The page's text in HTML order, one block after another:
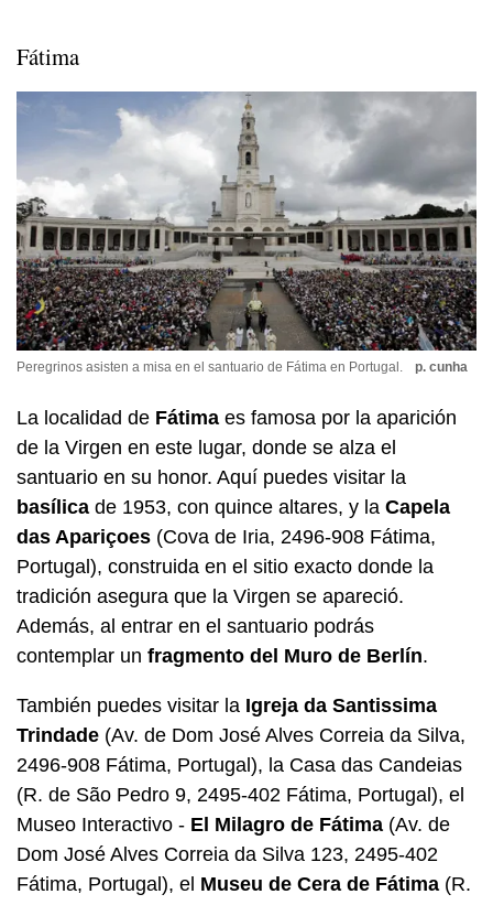
Fátima
Peregrinos asisten a misa en el santuario de Fátima en Portugal. p. cunha
La localidad de Fátima es famosa por la aparición
de la Virgen en este lugar, donde se alza el
santuario en su honor. Aquí puedes visitar la
basílica de 1953, con quince altares, y la Capela
das Apariçoes (Cova de Iria, 2496-908 Fátima,
Portugal), construida en el sitio exacto donde la
tradición asegura que la Virgen se apareció.
Además, al entrar en el santuario podrás
contemplar un fragmento del Muro de Berlín.
También puedes visitar la Igreja da Santissima
Trindade (Av. de Dom José Alves Correia da Silva,
2496-908 Fátima, Portugal), la Casa das Candeias
(R. de São Pedro 9, 2495-402 Fátima, Portugal), el
Museo Interactivo - El Milagro de Fátima (Av. de
Dom José Alves Correia da Silva 123, 2495-402
Fátima, Portugal), el Museu de Cera de Fátima (R.